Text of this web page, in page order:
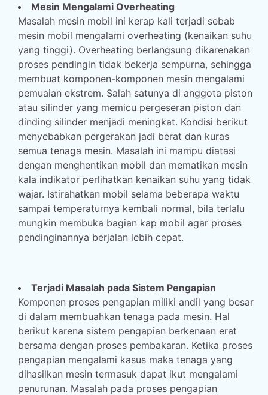
Mesin Mengalami Overheating
Masalah mesin mobil ini kerap kali terjadi sebab
mesin mobil mengalami overheating (kenaikan suhu
yang tinggi). Overheating berlangsung dikarenakan
proses pendingin tidak bekerja sempurna, sehingga
membuat komponen-komponen mesin mengalami
pemuaian ekstrem. Salah satunya di anggota piston
atau silinder yang memicu pergeseran piston dan
dinding silinder menjadi meningkat. Kondisi berikut
menyebabkan pergerakan jadi berat dan kuras
semua tenaga mesin. Masalah ini mampu diatasi
dengan menghentikan mobil dan mematikan mesin
kala indikator perlihatkan kenaikan suhu yang tidak
wajar. Istirahatkan mobil selama beberapa waktu
sampai temperaturnya kembali normal, bila terlalu
mungkin membuka bagian kap mobil agar proses
pendinginannya berjalan lebih cepat.
Terjadi Masalah pada Sistem Pengapian
Komponen proses pengapian miliki andil yang besar
di dalam membuahkan tenaga pada mesin. Hal
berikut karena sistem pengapian berkenaan erat
bersama dengan proses pembakaran. Ketika proses
pengapian mengalami kasus maka tenaga yang
dihasilkan mesin termasuk dapat ikut mengalami
penurunan. Masalah pada proses pengapian